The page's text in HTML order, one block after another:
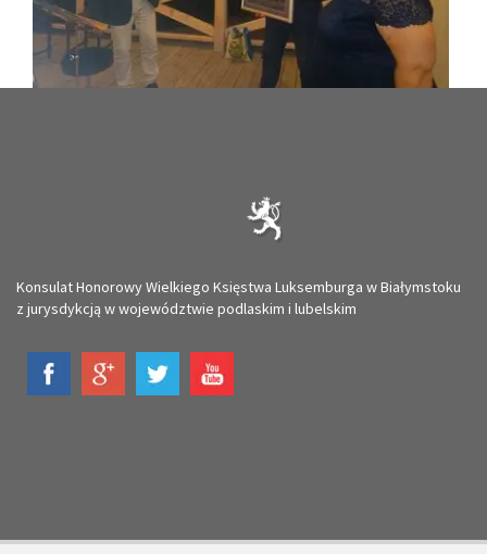
Konsulat Honorowy Wielkiego Księstwa Luksemburga w Białymstoku
z jurysdykcją w województwie podlaskim i lubelskim